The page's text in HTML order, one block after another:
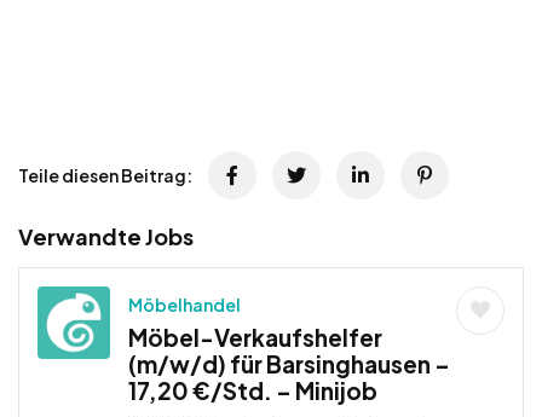
Teile diesen Beitrag:
Verwandte Jobs
Möbelhandel
Möbel-Verkaufshelfer
(m/w/d) für Barsinghausen –
17,20 €/Std. – Minijob